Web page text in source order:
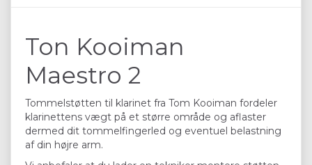
Ton Kooiman
Maestro 2
Tommelstøtten til klarinet fra Tom Kooiman fordeler
klarinettens vægt på et større område og aflaster
dermed dit tommelfingerled og eventuel belastning
af din højre arm.